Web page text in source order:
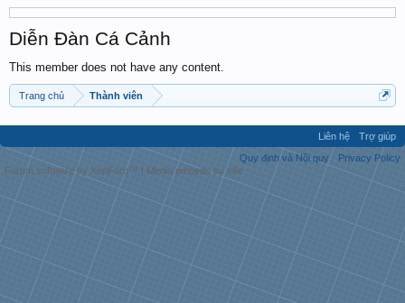
Diễn Đàn Cá Cảnh
This member does not have any content.
Trang chủ Thành viên
Liên hệ
Trợ giúp
Quy định và Nội quy
Privacy Policy
Forum software by XenForo™ | Media embeds by s9e